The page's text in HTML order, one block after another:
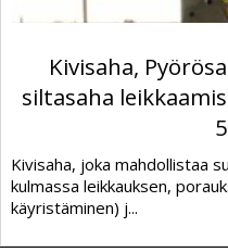
Kivisaha,
siltasaha
Kivisaha, joka mahdollistaa
kulmassa leikkauksen,
käyristäminen) j...